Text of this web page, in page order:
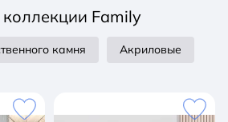
Family
камня Акриловые